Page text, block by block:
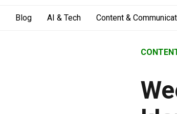
Blog AI & Tech Content &
›
›
Content &